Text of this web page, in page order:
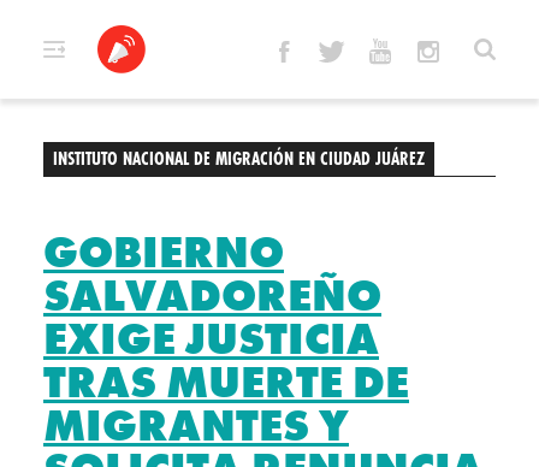
INSTITUTO NACIONAL DE MIGRACIÓN EN CIUDAD JUÁREZ
GOBIERNO
SALVADOREÑO
EXIGE JUSTICIA
TRAS MUERTE DE
MIGRANTES Y